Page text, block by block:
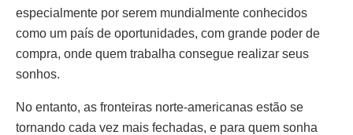
especialmente por serem mundialmente conhecidos
como um país de oportunidades, com grande poder de
compra, onde quem trabalha consegue realizar seus
sonhos.
No entanto, as fronteiras norte-americanas estão se
tornando cada vez mais fechadas, e para quem sonha